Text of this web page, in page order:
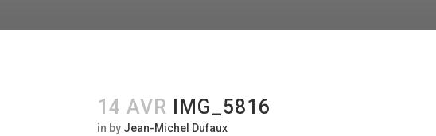
14 AVR IMG_5816
in by Jean-Michel Dufaux